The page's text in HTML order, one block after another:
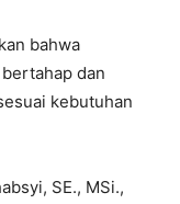
bahwa
dan
kebutuhan
SE., MSi.,